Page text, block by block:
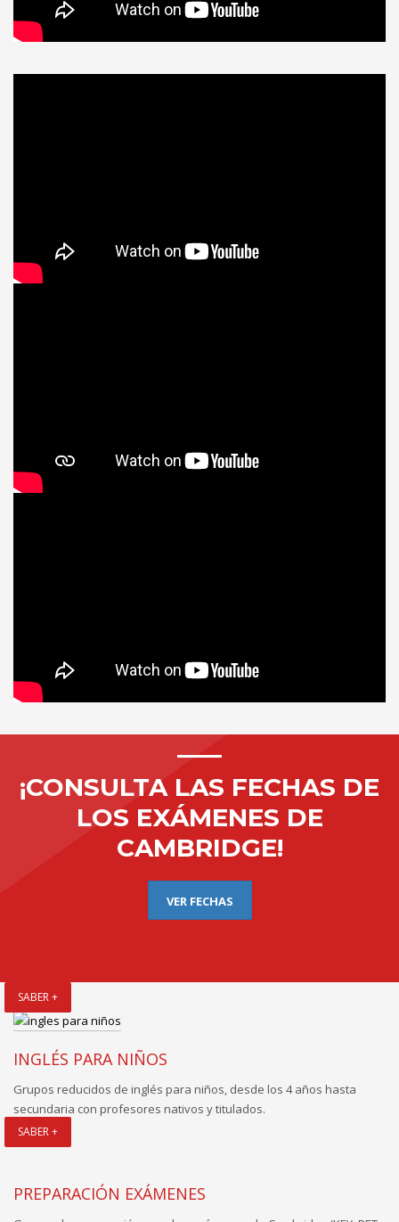
¡CONSULTA LAS FECHAS DE
LOS EXÁMENES DE
CAMBRIDGE!
VER FECHAS
SABER +
INGLÉS PARA NIÑOS
Grupos reducidos de inglés para niños, desde los 4 años hasta
secundaria con profesores nativos y titulados.
SABER +
PREPARACIÓN EXÁMENES